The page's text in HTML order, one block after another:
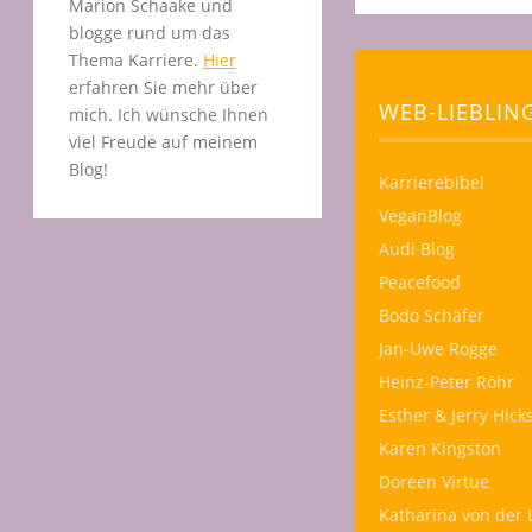
Marion Schaake und
blogge rund um das
Thema Karriere. Hier
erfahren Sie mehr über
mich. Ich wünsche Ihnen
viel Freude auf meinem
Blog!
WEB-
Karrierebibel
VeganBlog
Audi Blog
Peacefood
Bodo Schäfer
Jan-Uwe Rogge
Heinz-Peter Röhr
Esther & Jerry Hicks
Karen Kingston
Doreen Virtue
Katharina von der